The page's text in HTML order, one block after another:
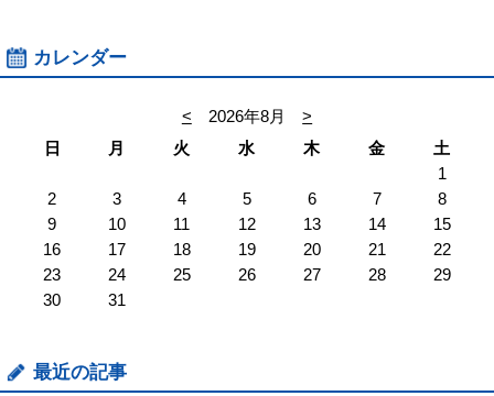
カレンダー
< 2026年8月
>
日
月 火 水 木 金
土
1
2
3 4 5 6 7
8
9
10 11 12 13 14
15
16
17 18 19 20 21
22
23
24 25 26 27 28
29
30
31
最近の記事